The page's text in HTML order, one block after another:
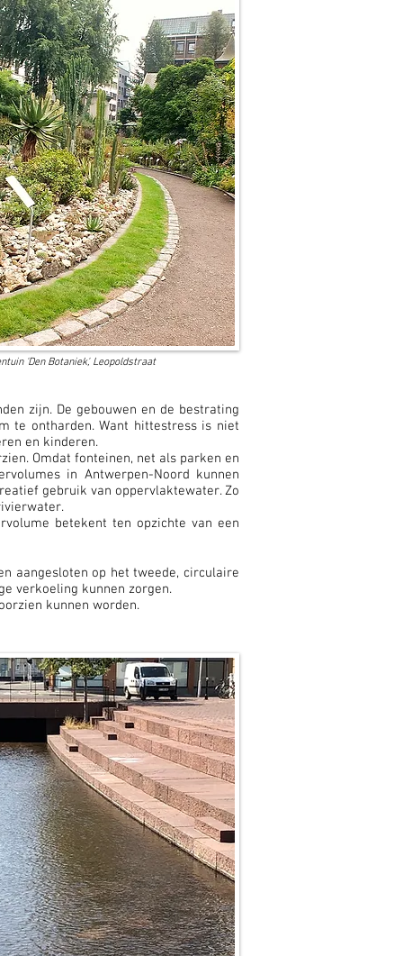
'Den Botaniek', Leopoldstraat
zijn. De gebouwen en de bestrating
te ontharden. Want hittestress is niet
en kinderen.
Omdat fonteinen, net als parken en
in Antwerpen-Noord kunnen
gebruik van oppervlaktewater. Zo
betekent ten opzichte van een
aangesloten op het tweede, circulaire
verkoeling kunnen zorgen.
kunnen worden.